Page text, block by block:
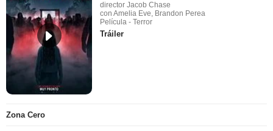
director Jacob Chase
con Amelia Eve, Brandon Perea
Película - Terror
Tráiler
Zona Cero